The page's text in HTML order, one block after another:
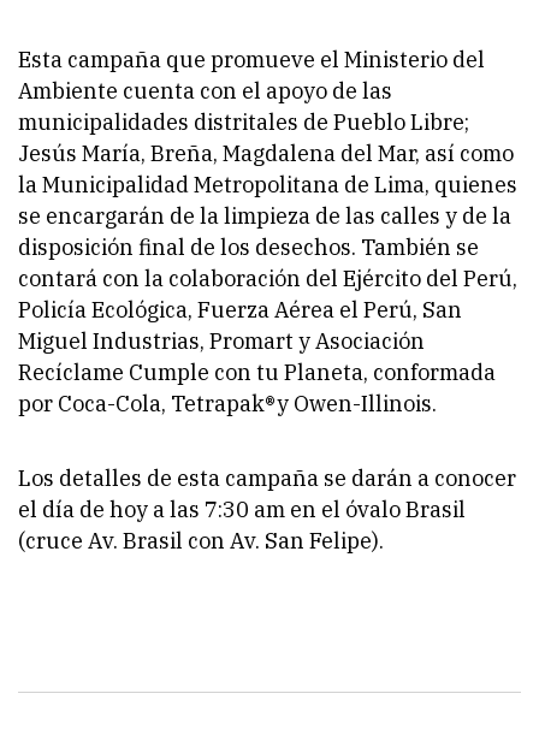
Esta campaña que promueve el Ministerio del
Ambiente cuenta con el apoyo de las
municipalidades distritales de Pueblo Libre;
Jesús María, Breña, Magdalena del Mar, así como
la Municipalidad Metropolitana de Lima, quienes
se encargarán de la limpieza de las calles y de la
disposición final de los desechos. También se
contará con la colaboración del Ejército del Perú,
Policía Ecológica, Fuerza Aérea el Perú, San
Miguel Industrias, Promart y Asociación
Recíclame Cumple con tu Planeta, conformada
por Coca-Cola, Tetrapak®y Owen-Illinois.
Los detalles de esta campaña se darán a conocer
el día de hoy a las 7:30 am en el óvalo Brasil
(cruce Av. Brasil con Av. San Felipe).